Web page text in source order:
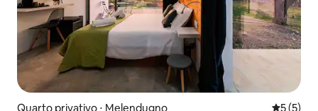
Quarto privativo ⋅ Melendugno 5 de
5 (5)